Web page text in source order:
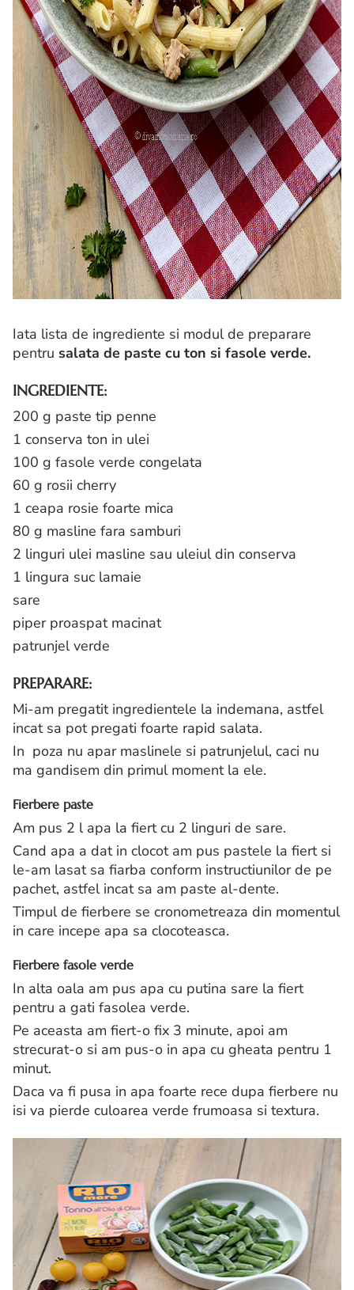
Iata lista de ingrediente si modul de preparare
pentru salata de paste cu ton si fasole verde.
INGREDIENTE:
200 g paste tip penne
1 conserva ton in ulei
100 g fasole verde congelata
60 g rosii cherry
1 ceapa rosie foarte mica
80 g masline fara samburi
2 linguri ulei masline sau uleiul din conserva
1 lingura suc lamaie
sare
piper proaspat macinat
patrunjel verde
PREPARARE:
Mi-am pregatit ingredientele la indemana, astfel
incat sa pot pregati foarte rapid salata.
In poza nu apar maslinele si patrunjelul, caci nu
ma gandisem din primul moment la ele.
Fierbere paste
Am pus 2 l apa la fiert cu 2 linguri de sare.
Cand apa a dat in clocot am pus pastele la fiert si
le-am lasat sa fiarba conform instructiunilor de pe
pachet, astfel incat sa am paste al-dente.
Timpul de fierbere se cronometreaza din momentul
in care incepe apa sa clocoteasca.
Fierbere fasole verde
In alta oala am pus apa cu putina sare la fiert
pentru a gati fasolea verde.
Pe aceasta am fiert-o fix 3 minute, apoi am
strecurat-o si am pus-o in apa cu gheata pentru 1
minut.
Daca va fi pusa in apa foarte rece dupa fierbere nu
isi va pierde culoarea verde frumoasa si textura.